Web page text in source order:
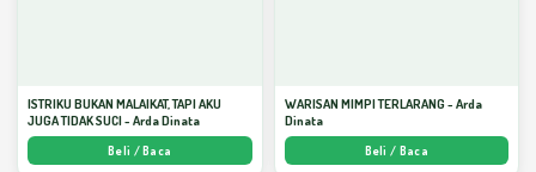
ISTRIKU BUKAN MALAIKAT, TAPI AKU
JUGA TIDAK SUCI - Arda Dinata
Beli / Baca
WARISAN MIMPI TERLARANG - Arda
Dinata
Beli / Baca